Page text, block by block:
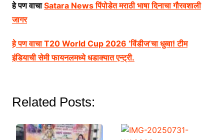
हे पण वाचाSatara News पिंपोडेत मराठी भाषा दिनाचा गौरवशाली
जागर
हे पण वाचा T20 World Cup 2026 ‘विंडीज’चा धुव्वा! टीम
इंडियाची सेमी फायनलमध्ये धडाक्यात एन्ट्री.
Related Posts: